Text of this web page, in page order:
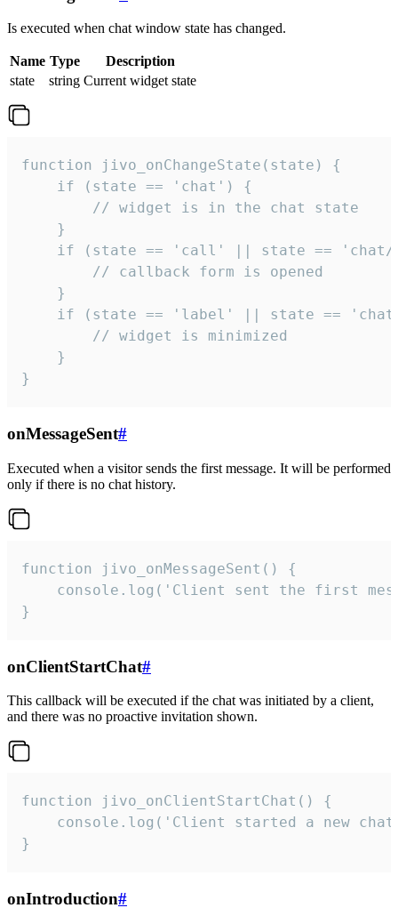
Is executed when chat window state has changed.
Name Type
Description
state
string Current widget state
function jivo_onChangeState(state) {
    if (state == 'chat') {
        // widget is in the chat state
    }
if (state == 'call' || state ==
        // callback form is opened
    }
if (state == 'label' || state ==
        // widget is minimized
    }
}
onMessageSent#
Executed when a visitor sends the first message. It will be performed
only if there is no chat history.
function jivo_onMessageSent() {
console.log('Client sent the first
}
onClientStartChat#
This callback will be executed if the chat was initiated by a client,
and there was no proactive invitation shown.
function jivo_onClientStartChat() {
console.log('Client started a new
}
onIntroduction#